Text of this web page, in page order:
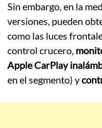
Sin embargo, en la
versiones, pueden
como las luces
control crucero,
Apple CarPlay
en el segmento) y